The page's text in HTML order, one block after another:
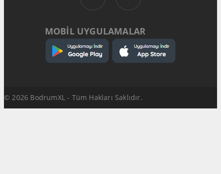
MOBİL UYGULAMALAR
© 2026 BodrumXL - Tüm Hakları Saklıdır.